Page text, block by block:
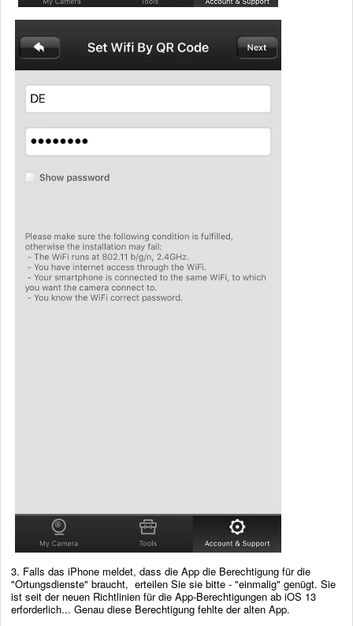
3. Falls das iPhone meldet, dass die App die Berechtigung für die
"Ortungsdienste" braucht, erteilen Sie sie bitte - "einmalig" genügt. Sie
ist seit der neuen Richtlinien für die App-Berechtigungen ab iOS 13
erforderlich... Genau diese Berechtigung fehlte der alten App.